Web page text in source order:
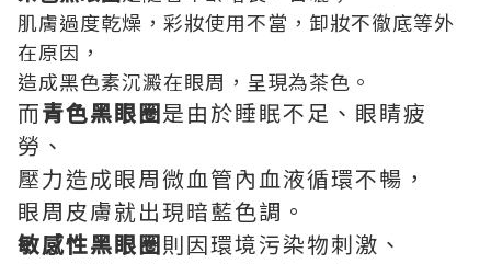
肌膚過度乾燥，彩妝使用不當，卸妝不徹底等外
在原因，
造成黑色素沉澱在眼周，呈現為茶色。
而青色黑眼圈是由於睡眠不足、眼睛疲
勞、
壓力造成眼周微血管內血液循環不暢，
眼周皮膚就出現暗藍色調。
敏感性黑眼圈則因環境污染物刺激、